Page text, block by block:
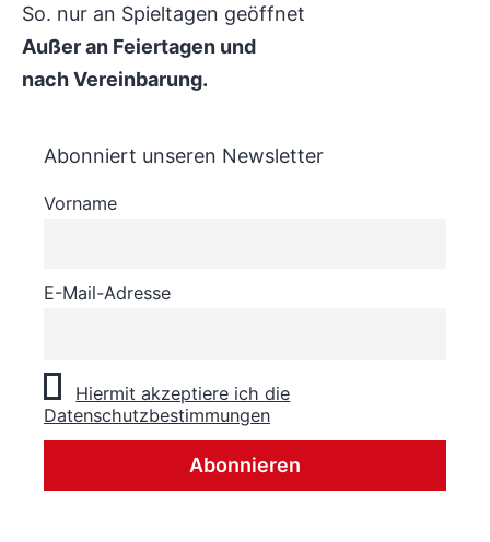
So. nur an Spieltagen geöffnet
Außer an Feiertagen und
nach Vereinbarung.
Abonniert unseren Newsletter
Vorname
E-Mail-Adresse
Hiermit akzeptiere ich die
Datenschutzbestimmungen